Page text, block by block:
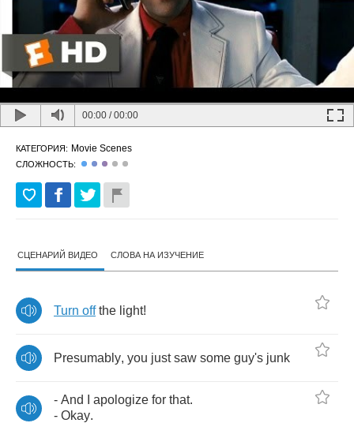
00:00 /00:00
КАТЕГОРИЯ: Movie Scenes
СЛОЖНОСТЬ:
СЦЕНАРИЙ ВИДЕО СЛОВА НА ИЗУЧЕНИЕ
Turn off the light!
Presumably, you just saw some guy's junk
- And apologize for that.
- Okay.